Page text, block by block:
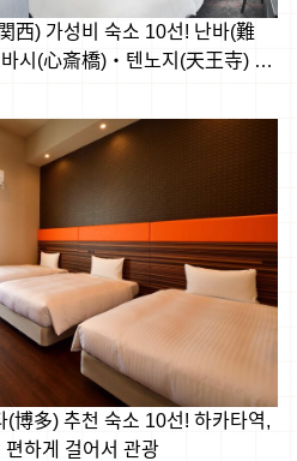
西) 가성비 숙소 10선! 난바(難
시(心斎橋)・텐노지(天王寺) 주
博多) 추천 숙소 10선! 하카타역,
하게 걸어서 관광